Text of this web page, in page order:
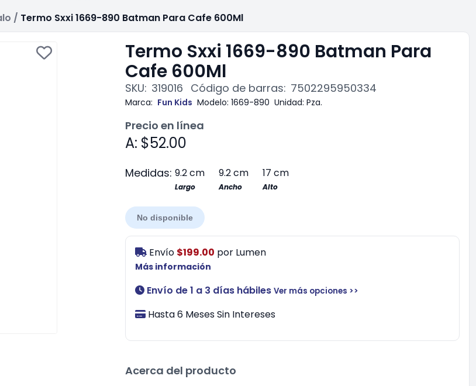
/ Termo Sxxi 1669-890 Batman Para Cafe 600Ml
Termo Sxxi 1669-890 Batman Para
Cafe 600Ml
SKU: 319016 Código de barras: 7502295950334
Marca: Fun Kids Modelo: 1669-890 Unidad: Pza.
Precio en línea
A: $52.00
Medidas: 9.2 cm 9.2 cm 17 cm
Largo Ancho Alto
No disponible
Envío $199.00 por Lumen
Más información
Envío de 1 a 3 días hábiles Ver más opciones >>
Hasta 6 Meses Sin Intereses
Acerca del producto